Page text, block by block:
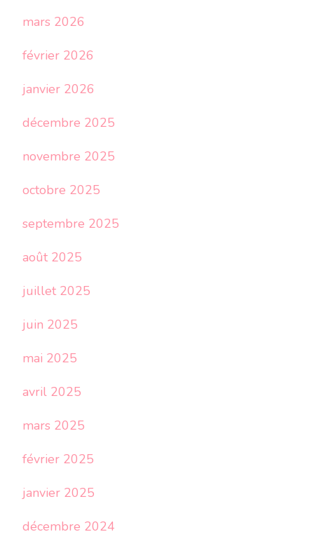
mars 2026
février 2026
janvier 2026
décembre 2025
novembre 2025
octobre 2025
septembre 2025
août 2025
juillet 2025
juin 2025
mai 2025
avril 2025
mars 2025
février 2025
janvier 2025
décembre 2024